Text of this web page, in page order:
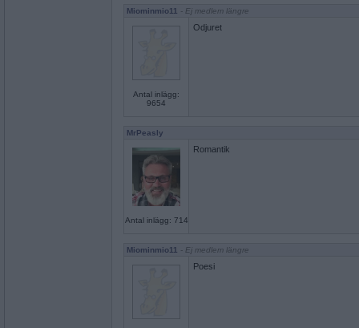
Miominmio11 - Ej medlem längre
Antal inlägg:
9654
Odjuret
MrPeasly
Antal inlägg: 714
Romantik
Miominmio11 - Ej medlem längre
Poesi